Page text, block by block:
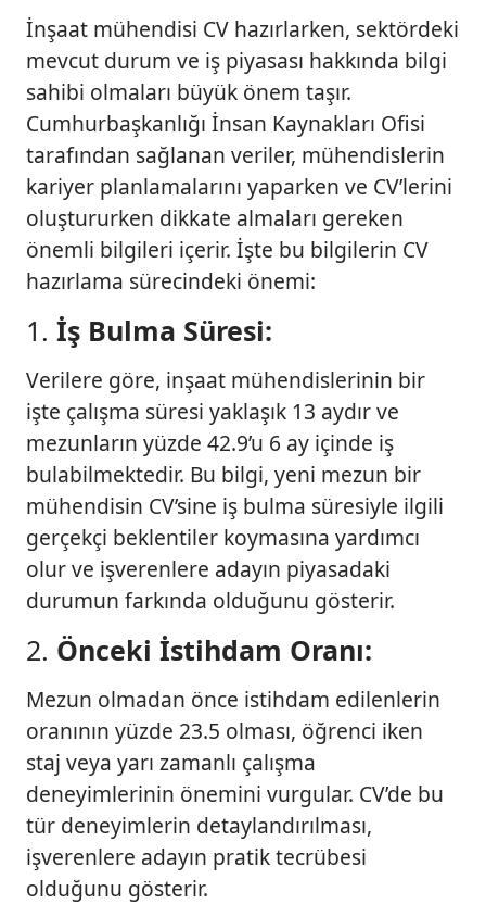
n
İnşaat mühendisi CV hazırlarken, sektördeki
mevcut durum ve iş piyasası hakkında bilgi
sahibi olmaları büyük önem taşır.
Cumhurbaşkanlığı İnsan Kaynakları Ofisi
tarafından sağlanan veriler, mühendislerin
kariyer planlamalarını yaparken ve CV’lerini
oluştururken dikkate almaları gereken
önemli bilgileri içerir. İşte bu bilgilerin CV
hazırlama sürecindeki önemi:
1. İş Bulma Süresi:
Verilere göre, inşaat mühendislerinin bir
işte çalışma süresi yaklaşık 13 aydır ve
mezunların yüzde 42.9’u 6 ay içinde iş
bulabilmektedir. Bu bilgi, yeni mezun bir
mühendisin CV’sine iş bulma süresiyle ilgili
gerçekçi beklentiler koymasına yardımcı
olur ve işverenlere adayın piyasadaki
durumun farkında olduğunu gösterir.
2. Önceki İstihdam Oranı:
Mezun olmadan önce istihdam edilenlerin
oranının yüzde 23.5 olması, öğrenci iken
staj veya yarı zamanlı çalışma
deneyimlerinin önemini vurgular. CV’de bu
tür deneyimlerin detaylandırılması,
işverenlere adayın pratik tecrübesi
olduğunu gösterir.